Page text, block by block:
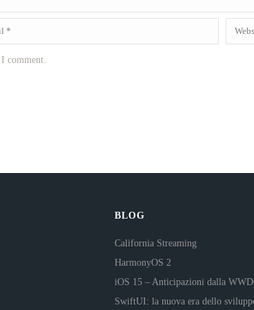
comment.
BLOG
California Streaming
HarmonyOS 2
iOS 15 – Anticipazioni dalla
SwiftUI: la nuova era dello